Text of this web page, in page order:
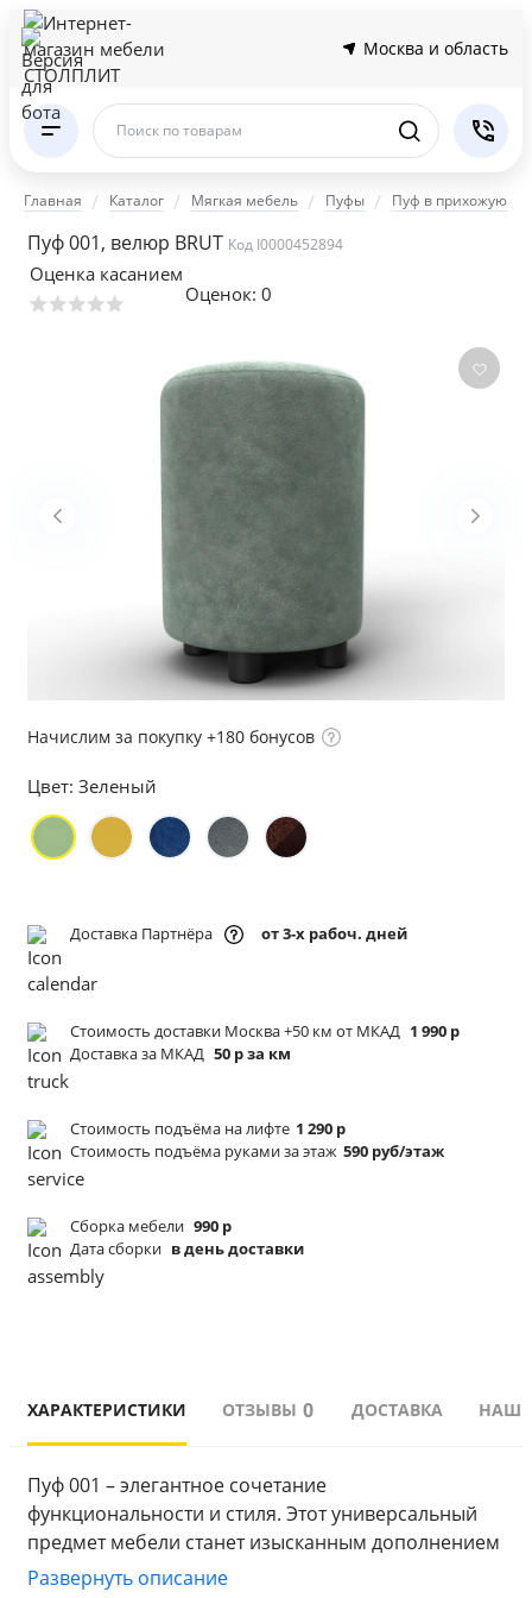
Москва и область
Поиск по товарам
Главная Каталог Мягкая мебель Пуфы Пуф в прихожую
Пуф 001, велюр BRUT Код I0000452894
Оценка касанием
Оценок: 0
Начислим за покупку +180 бонусов
Цвет: Зеленый
Доставка Партнёра от 3-х рабоч. дней
Стоимость доставки Москва +50 км от МКАД 1 990 р
Доставка за МКАД 50 р за км
Стоимость подъёма на лифте 1 290 р
Стоимость подъёма руками за этаж 590 руб/этаж
Сборка мебели 990 р
Дата сборки в день доставки
ХАРАКТЕРИСТИКИ ОТЗЫВЫ 0 ДОСТАВКА
Пуф 001 – элегантное сочетание
функциональности и стиля. Этот универсальный
предмет мебели станет изысканным дополнением
любого интерьера, добавляя ему комфорта и уюта.
Развернуть описание